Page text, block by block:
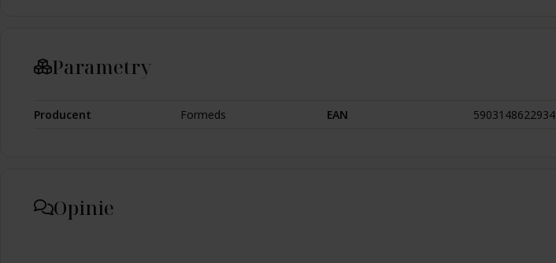
Parametry
Producent Formeds EAN 5903148622934
Opinie